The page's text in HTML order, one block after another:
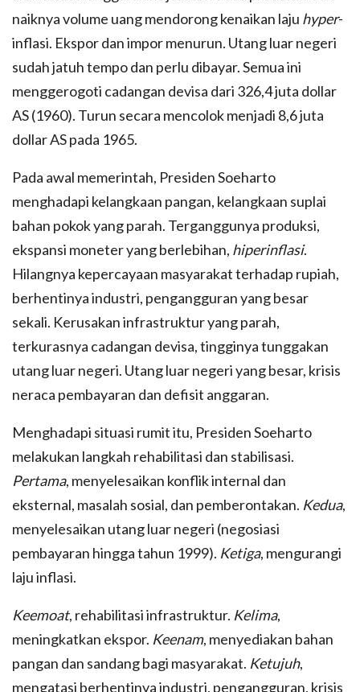
naiknya volume uang mendorong kenaikan laju hyper-
inflasi. Ekspor dan impor menurun. Utang luar negeri
sudah jatuh tempo dan perlu dibayar. Semua ini
menggerogoti cadangan devisa dari 326,4 juta dollar
AS (1960). Turun secara mencolok menjadi 8,6 juta
dollar AS pada 1965.
Pada awal memerintah, Presiden Soeharto
menghadapi kelangkaan pangan, kelangkaan suplai
bahan pokok yang parah. Terganggunya produksi,
ekspansi moneter yang berlebihan, hiperinflasi.
Hilangnya kepercayaan masyarakat terhadap rupiah,
berhentinya industri, pengangguran yang besar
sekali. Kerusakan infrastruktur yang parah,
terkurasnya cadangan devisa, tingginya tunggakan
utang luar negeri. Utang luar negeri yang besar, krisis
neraca pembayaran dan defisit anggaran.
Menghadapi situasi rumit itu, Presiden Soeharto
melakukan langkah rehabilitasi dan stabilisasi.
Pertama, menyelesaikan konflik internal dan
eksternal, masalah sosial, dan pemberontakan. Kedua,
menyelesaikan utang luar negeri (negosiasi
pembayaran hingga tahun 1999). Ketiga, mengurangi
laju inflasi.
Keemoat, rehabilitasi infrastruktur. Kelima,
meningkatkan ekspor. Keenam, menyediakan bahan
pangan dan sandang bagi masyarakat. Ketujuh,
mengatasi berhentinya industri, pengangguran, krisis